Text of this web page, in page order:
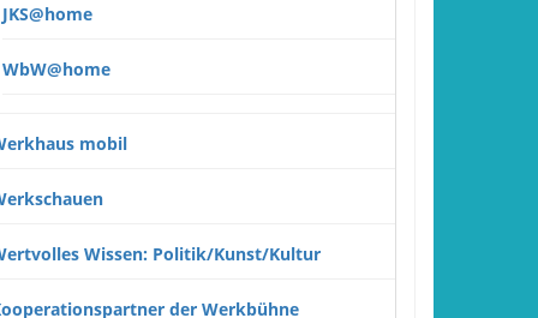
JKS@home
WbW@home
mobil
Wissen: Politik/Kunst/Kultur
der Werkbühne